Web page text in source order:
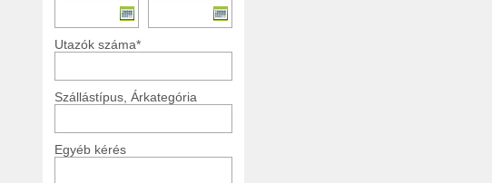
Utazók száma*
Szállástípus, Árkategória
Egyéb kérés